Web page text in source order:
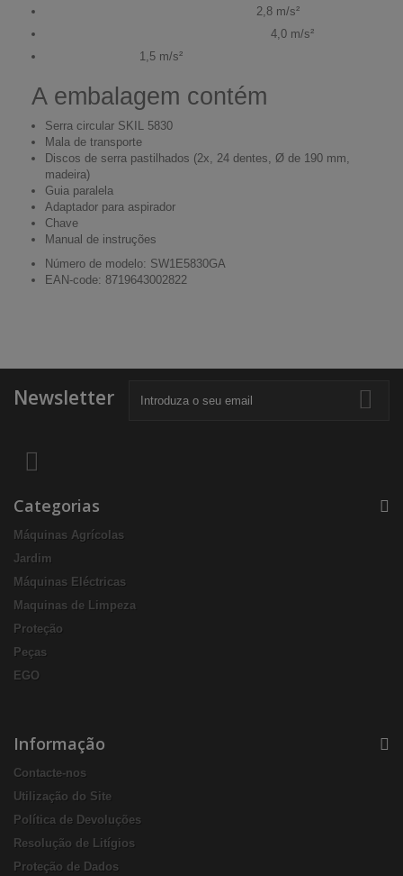
2,8 m/s²
4,0 m/s²
1,5 m/s²
A embalagem contém
Serra circular SKIL 5830
Mala de transporte
Discos de serra pastilhados (2x, 24 dentes, Ø de 190 mm,
madeira)
Guia paralela
Adaptador para aspirador
Chave
Manual de instruções
Número de modelo: SW1E5830GA
EAN-code: 8719643002822
Newsletter
Categorias
Máquinas Agrícolas
Jardim
Máquinas Eléctricas
Maquinas de Limpeza
Proteção
Peças
EGO
Informação
Contacte-nos
Utilização do Site
Política de Devoluções
Resolução de Litígios
Proteção de Dados